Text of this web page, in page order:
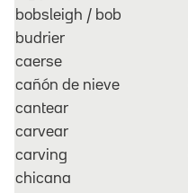
bobsleigh / bob
budrier
caerse
cañón de nieve
cantear
carvear
carving
chicana